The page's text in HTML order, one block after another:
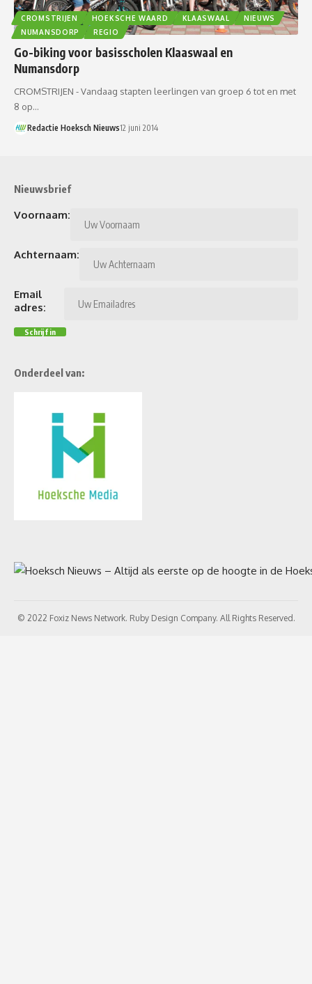
CROMSTRIJEN HOEKSCHE WAARD KLAASWAAL
NIEUWS
NUMANSDORP
REGIO
Go-biking voor basisscholen Klaaswaal en
Numansdorp
CROMSTRIJEN - Vandaag stapten leerlingen van groep 6 tot en met
8 op…
Redactie Hoeksch Nieuws12 juni 2014
Nieuwsbrief
Voornaam:
Achternaam:
Email
adres:
Onderdeel van:
© 2022 Foxiz News Network. Ruby Design Company. All Rights Reserved.